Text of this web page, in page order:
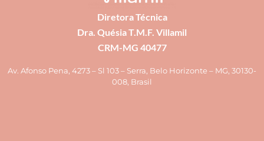
Diretora Técnica
Dra. Quésia T.M.F. Villamil
CRM-MG 40477
Av. Afonso Pena, 4273 – Sl 103 – Serra, Belo Horizonte – MG, 30130-
008, Brasil